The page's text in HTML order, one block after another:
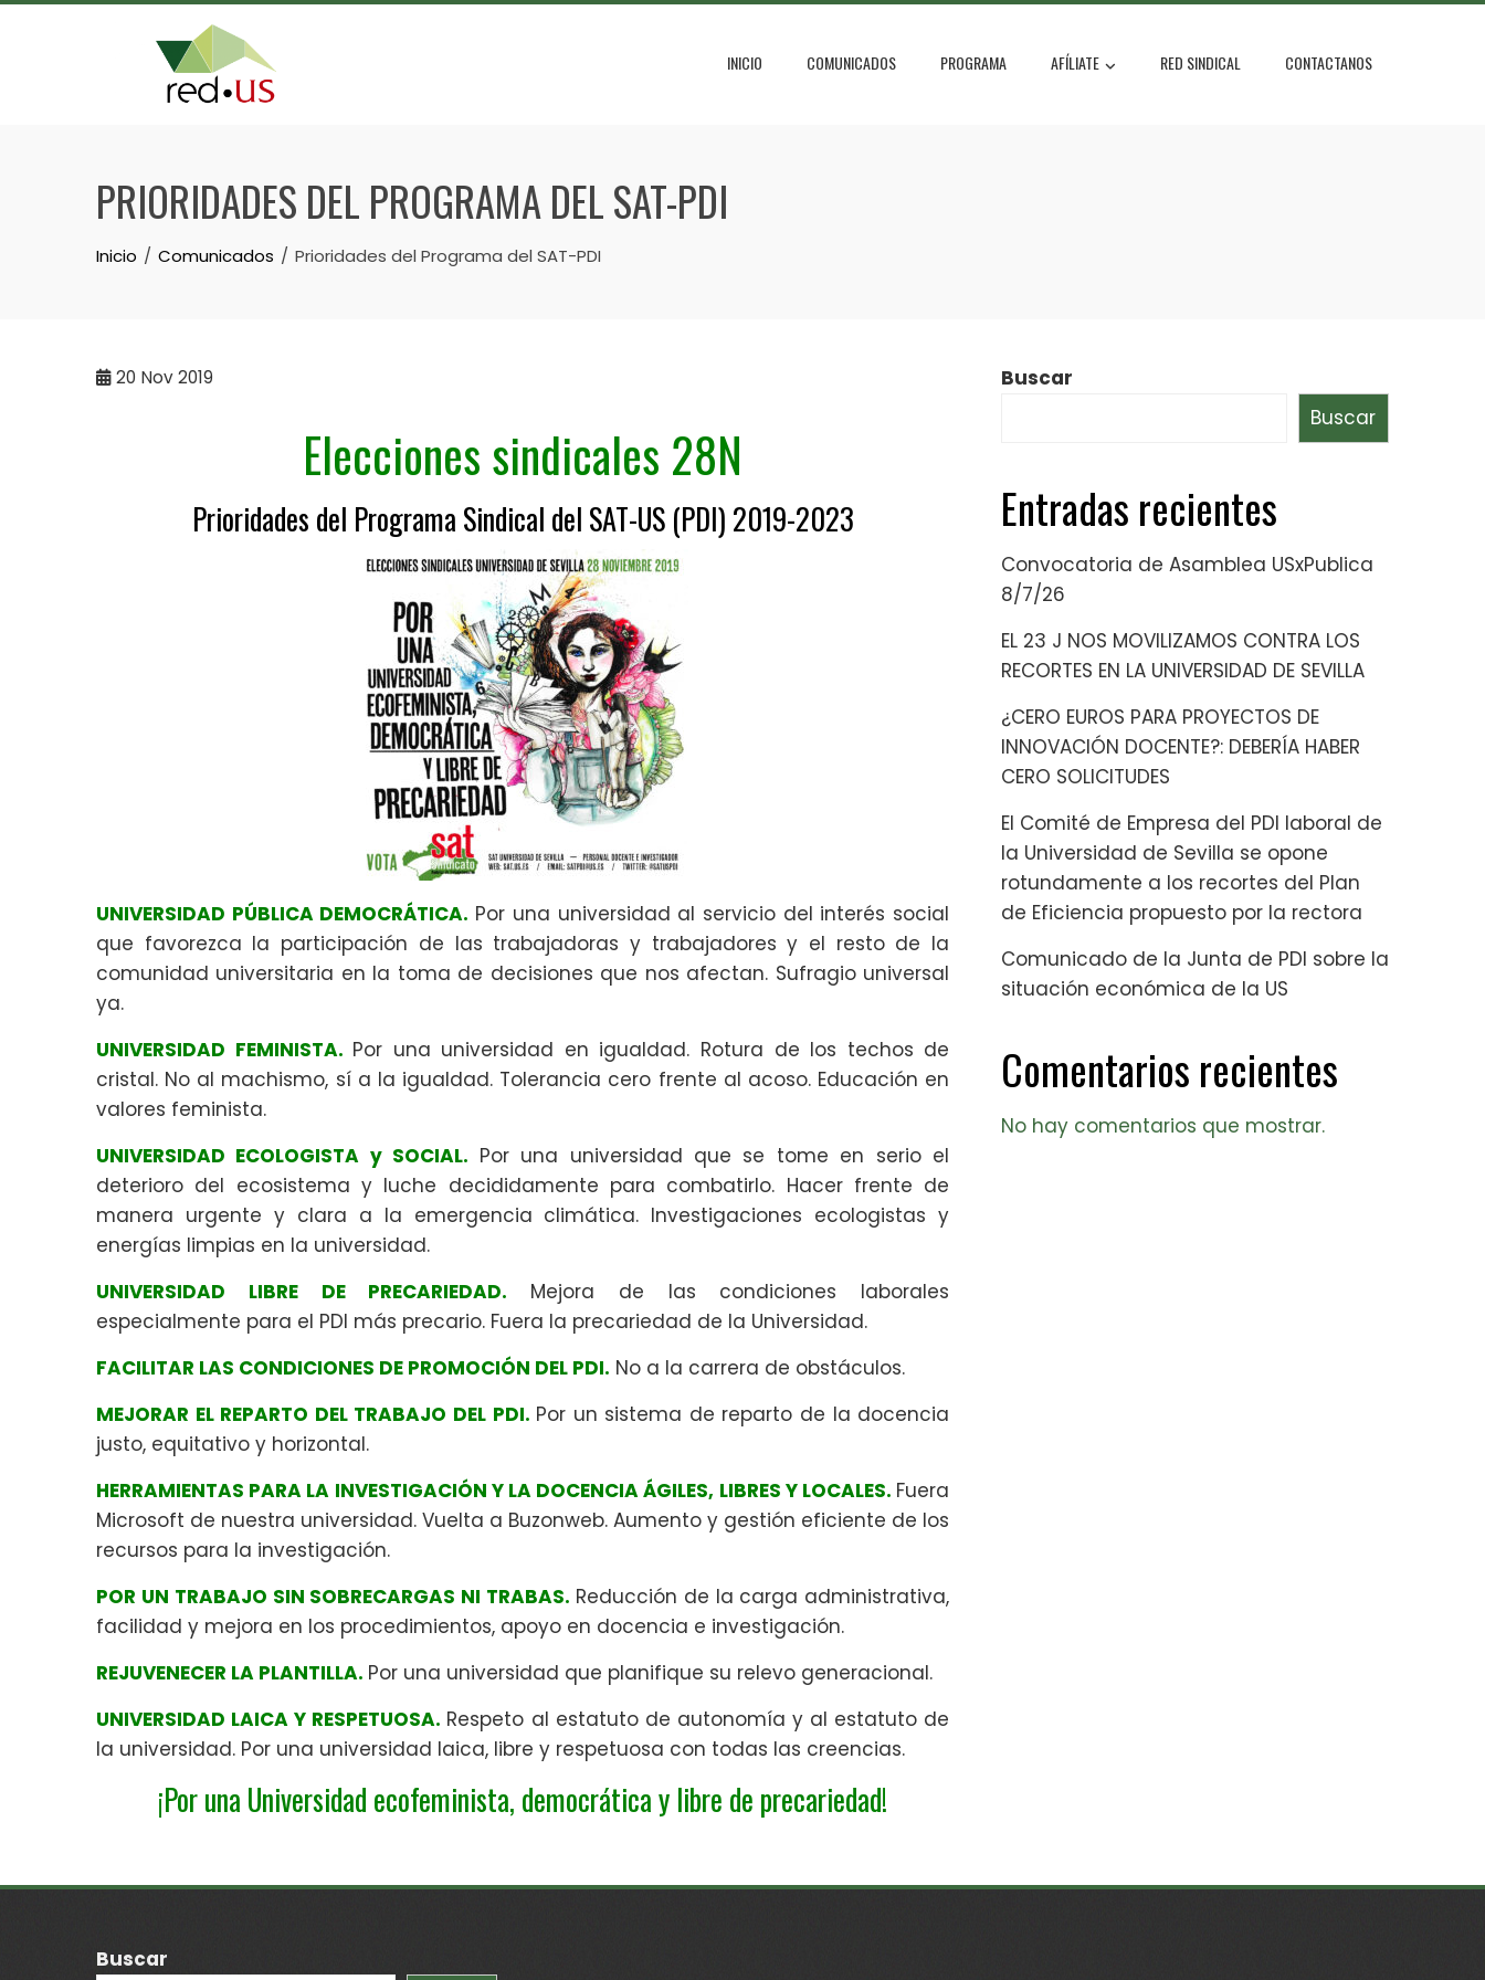
Skip
INICIO COMUNICADOS PROGRAMA AFÍLIATE RED SINDICAL CONTACTANOS
PRIORIDADES DEL PROGRAMA DEL SAT-PDI
Inicio Comunicados Prioridades del Programa del SAT-PDI
20 Nov 2019
Elecciones sindicales 28N
Prioridades del Programa Sindical del SAT-US (PDI) 2019-2023
UNIVERSIDAD PÚBLICA DEMOCRÁTICA. Por una universidad al servicio del interés social
que favorezca la participación de las trabajadoras y trabajadores y el resto de la
comunidad universitaria en la toma de decisiones que nos afectan. Sufragio universal
ya.
UNIVERSIDAD FEMINISTA. Por una universidad en igualdad. Rotura de los techos de
cristal. No al machismo, sí a la igualdad. Tolerancia cero frente al acoso. Educación en
valores feminista.
UNIVERSIDAD ECOLOGISTA y SOCIAL. Por una universidad que se tome en serio el
deterioro del ecosistema y luche decididamente para combatirlo. Hacer frente de
manera urgente y clara a la emergencia climática. Investigaciones ecologistas y
energías limpias en la universidad.
UNIVERSIDAD LIBRE DE PRECARIEDAD.
Mejora de las condiciones laborales
especialmente para el PDI más precario. Fuera la precariedad de la Universidad.
FACILITAR LAS CONDICIONES DE PROMOCIÓN DEL PDI. No a la carrera de obstáculos.
MEJORAR EL REPARTO DEL TRABAJO DEL PDI. Por un sistema de reparto de la docencia
justo, equitativo y horizontal.
HERRAMIENTAS PARA LA INVESTIGACIÓN Y LA DOCENCIA ÁGILES, LIBRES Y LOCALES. Fuera
Microsoft de nuestra universidad. Vuelta a Buzonweb. Aumento y gestión eficiente de los
recursos para la investigación.
POR UN TRABAJO SIN SOBRECARGAS NI TRABAS. Reducción de la carga administrativa,
facilidad y mejora en los procedimientos, apoyo en docencia e investigación.
REJUVENECER LA PLANTILLA. Por una universidad que planifique su relevo generacional.
UNIVERSIDAD LAICA Y RESPETUOSA. Respeto al estatuto de autonomía y al estatuto de
la universidad. Por una universidad laica, libre y respetuosa con todas las creencias.
¡Por una Universidad ecofeminista, democrática y libre de precariedad!
Buscar
Buscar
Entradas recientes
Convocatoria de Asamblea USxPublica
8/7/26
EL 23 J NOS MOVILIZAMOS CONTRA LOS
RECORTES EN LA UNIVERSIDAD DE SEVILLA
¿CERO EUROS PARA PROYECTOS DE
INNOVACIÓN DOCENTE?: DEBERÍA HABER
CERO SOLICITUDES
El Comité de Empresa del PDI laboral de
la Universidad de Sevilla se opone
rotundamente a los recortes del Plan
de Eficiencia propuesto por la rectora
Comunicado de la Junta de PDI sobre la
situación económica de la US
Comentarios recientes
No hay comentarios que mostrar.
Buscar